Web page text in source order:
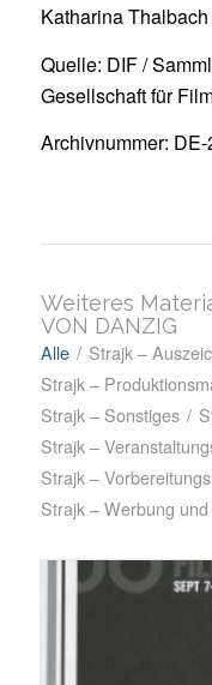
Katharina Thalbach
Quelle: DIF /
Gesellschaft für
Archivnummer:
Weiteres
VON DANZIG
Alle / Strajk –
Strajk –
Strajk – Sonstiges /
Strajk –
Strajk –
Strajk – Werbung